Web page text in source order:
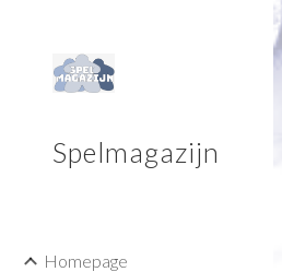
Spelmagazijn
Homepage